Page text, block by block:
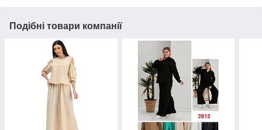
Подібні товари компанії